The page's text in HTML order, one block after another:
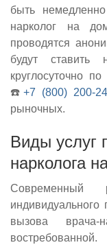
быть
нарколог на
проводятся
будут
круглосуточно
☎️ +7 (800) 200-
рыночных.
Виды услуг
нарколога
Современный
вызова врача-